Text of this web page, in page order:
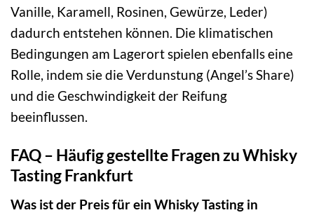
Vanille, Karamell, Rosinen, Gewürze, Leder)
dadurch entstehen können. Die klimatischen
Bedingungen am Lagerort spielen ebenfalls eine
Rolle, indem sie die Verdunstung (Angel’s Share)
und die Geschwindigkeit der Reifung
beeinflussen.
FAQ – Häufig gestellte Fragen zu Whisky
Tasting Frankfurt
Was ist der Preis für ein Whisky Tasting in